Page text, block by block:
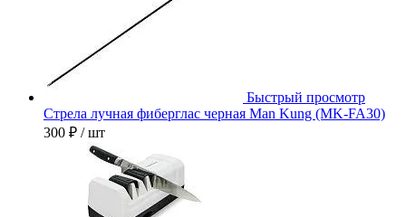
Быстрый просмотр
Стрела лучная фиберглас черная Man Kung (MK-FA30)
300 ₽ / шт